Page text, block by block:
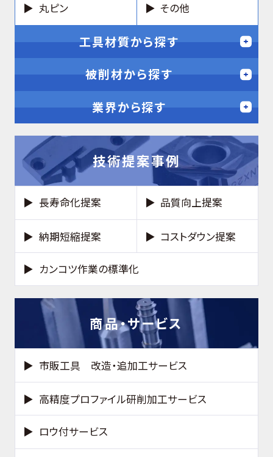
丸ピン その他
工具材質から探す
被削材から探す
業界から探す
技術提案事例
長寿命化提案 品質向上提案
納期短縮提案 コストダウン提案
カンコツ作業の標準化
商品・サービス
市販工具 改造・追加工サービス
高精度プロファイル研削加工サービス
ロウ付サービス